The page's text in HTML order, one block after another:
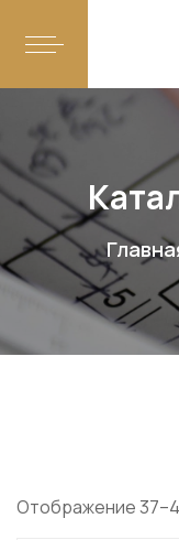
Отображение